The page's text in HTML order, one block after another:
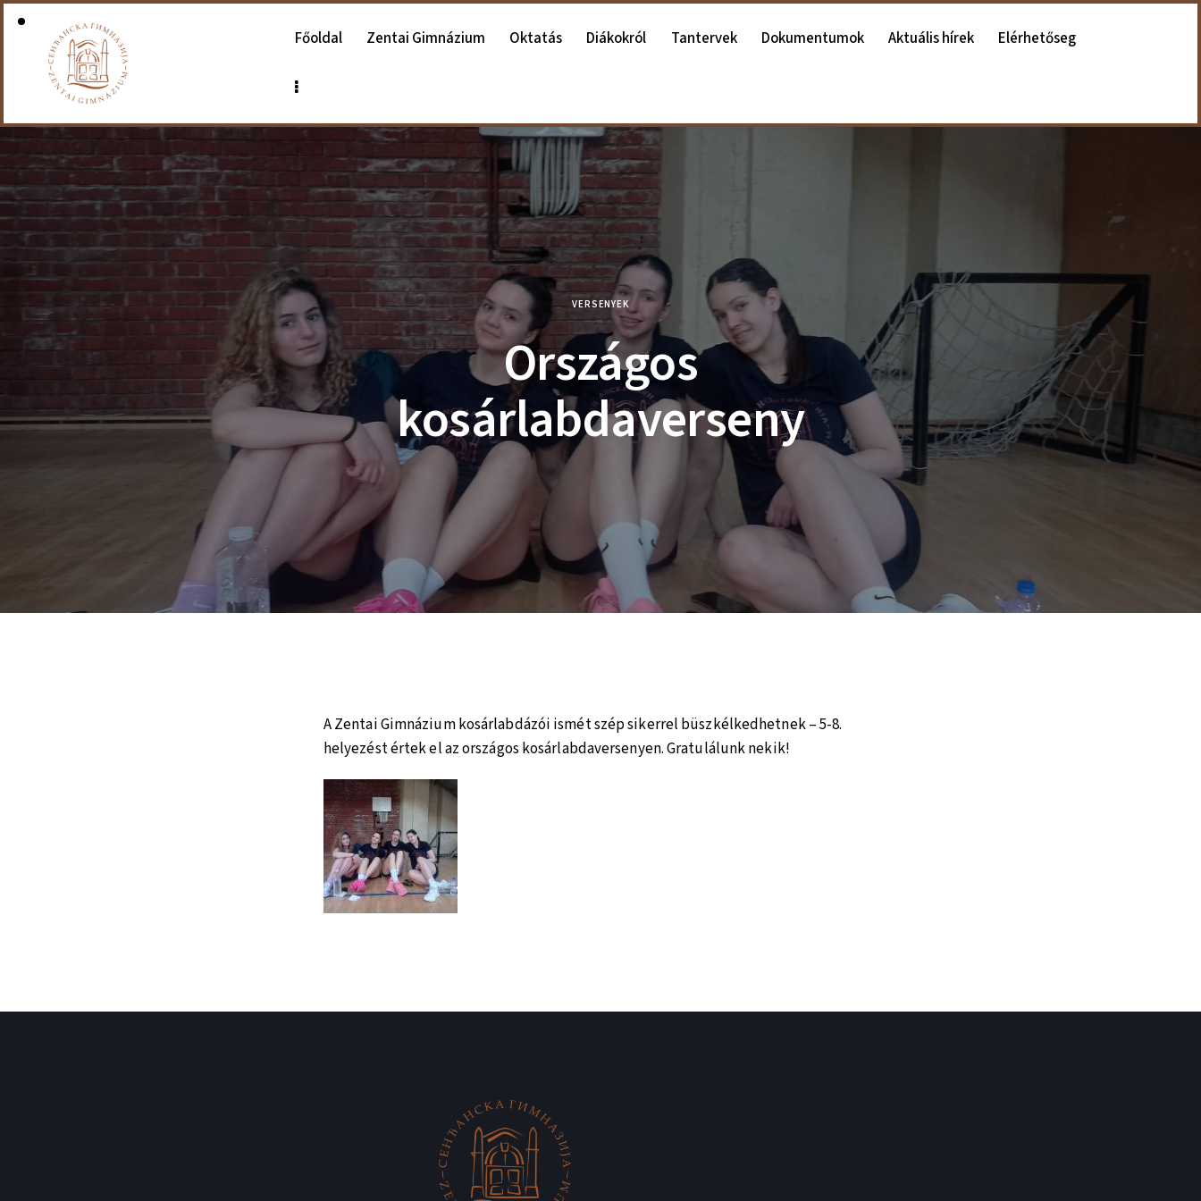
Főoldal Zentai Gimnázium Oktatás Diákokról Tantervek Dokumentumok Aktuális hírek Elérhetőseg
VERSENYEK
Оrszágos
kosárlabdaverseny
A Zentai Gimnázium kosárlabdázói ismét szép sikerrel büszkélkedhetnek – 5-8.
helyezést értek el az országos kosárlabdaversenyen. Gratulálunk nekik!